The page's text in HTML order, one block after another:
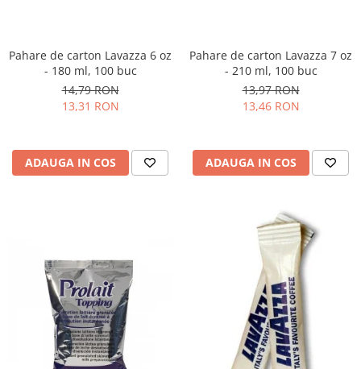
Pahare de carton Lavazza 6 oz
- 180 ml, 100 buc
14,79 RON
13,31 RON
ADAUGA IN COS
Pahare de carton Lavazza 7 oz
- 210 ml, 100 buc
13,97 RON
13,46 RON
ADAUGA IN COS